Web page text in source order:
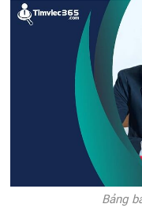
Bảng